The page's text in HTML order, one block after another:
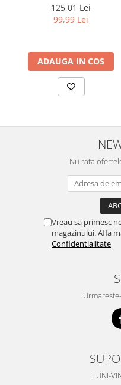
beneficii Milk Shake Leave-
in Incredible Milk, 150 ml
125,01 Lei
99,99 Lei
ADAUGA IN COS
Nu rata
Vreau sa primesc
magazinului. Afla
Confidentialitate
LUNI-